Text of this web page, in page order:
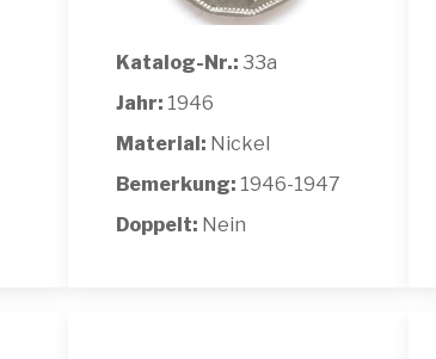
Katalog-Nr.: 33a
Jahr: 1946
Material: Nickel
Bemerkung: 1946-1947
Doppelt: Nein